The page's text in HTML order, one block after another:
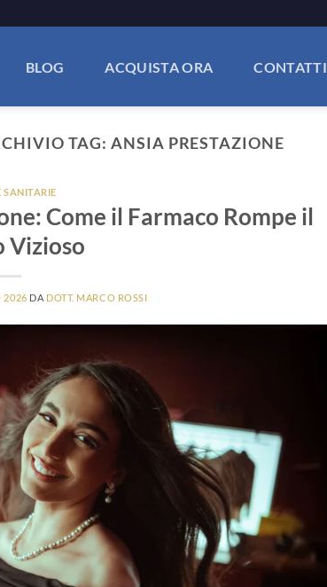
BLOG ACQUISTA ORA CONTATTI
TAG:ANSIA PRESTAZIONE
Come il Farmaco Rompe il
Vizioso
2026 DA DOTT. MARCO ROSSI